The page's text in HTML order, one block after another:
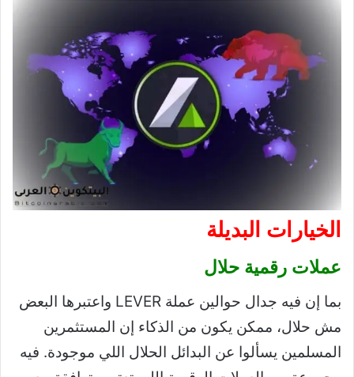
الخيارات البديلة
عملات رقمية حلال
بما إن فيه جدال حوالين عملة LEVER واعتبرها البعض
مش حلال، ممكن يكون من الذكاء إن المستثمرين
المسلمين يسألوا عن البدائل الحلال اللي موجودة. فيه